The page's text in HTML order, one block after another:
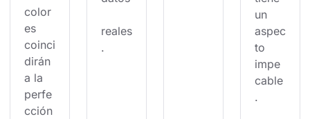
color
es
coinci
dirán
a la
perfe
cción
reales
.
un
aspec
to
impe
cable
.